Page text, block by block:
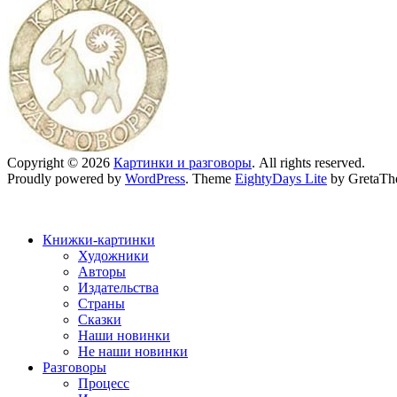
Copyright © 2026 Картинки и разговоры. All rights reserved.
Proudly powered by WordPress. Theme EightyDays Lite by
Книжки-картинки
Художники
Авторы
Издательства
Страны
Сказки
Наши новинки
Не наши новинки
Разговоры
Процесс